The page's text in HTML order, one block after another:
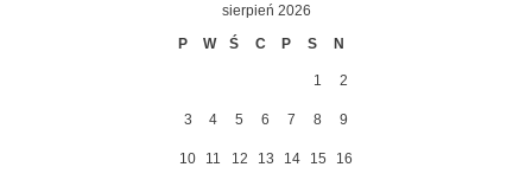
sierpień 2026
P
W Ś C P S N
1 2
3 4 5 6 7 8 9
10 11 12 13 14 15 16